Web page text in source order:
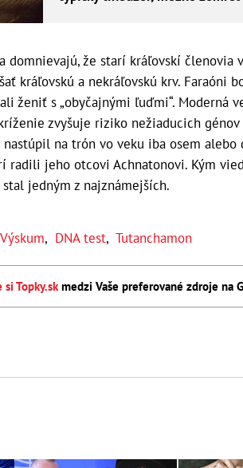
domnievajú, že starí kráľovskí
kráľovskú a nekráľovskú krv. Faraóni
ženiť s „obyčajnými ľuďmi“. Moderná
zvyšuje riziko nežiaducich
nastúpil na trón vo veku iba osem
radili jeho otcovi Achnatonovi. Kým
jedným z najznámejších.
Výskum, DNA test, Tutanchamon
si Topky.sk medzi Vaše preferované zdroje na